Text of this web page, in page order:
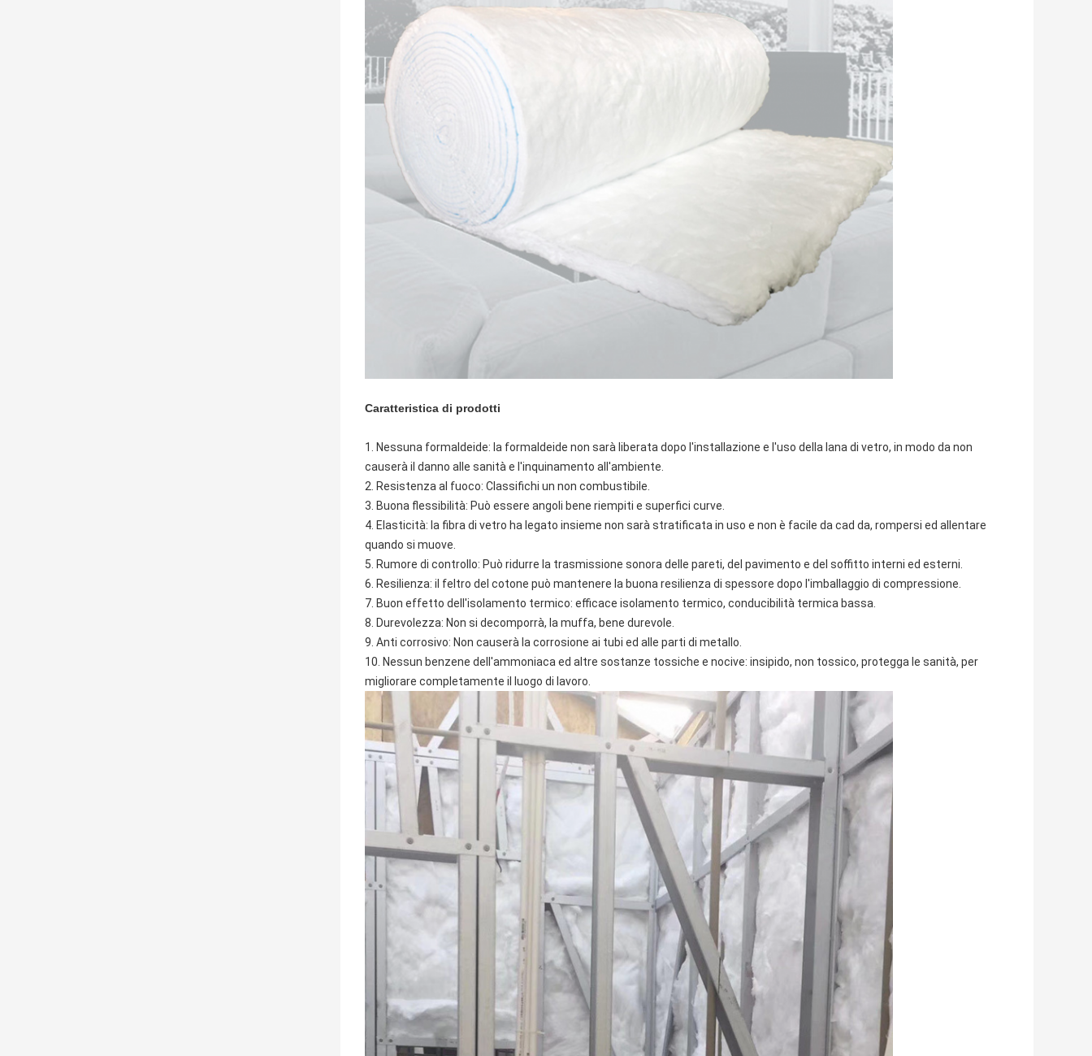
Caratteristica di prodotti
1. Nessuna formaldeide: la formaldeide non sarà liberata dopo l'installazione e l'uso della lana di vetro, in modo da non
causerà il danno alle sanità e l'inquinamento all'ambiente.
2. Resistenza al fuoco: Classifichi un non combustibile.
3. Buona flessibilità: Può essere angoli bene riempiti e superfici curve.
4. Elasticità: la fibra di vetro ha legato insieme non sarà stratificata in uso e non è facile da cad da, rompersi ed allentare
quando si muove.
5. Rumore di controllo: Può ridurre la trasmissione sonora delle pareti, del pavimento e del soffitto interni ed esterni.
6. Resilienza: il feltro del cotone può mantenere la buona resilienza di spessore dopo l'imballaggio di compressione.
7. Buon effetto dell'isolamento termico: efficace isolamento termico, conducibilità termica bassa.
8. Durevolezza: Non si decomporrà, la muffa, bene durevole.
9. Anti corrosivo: Non causerà la corrosione ai tubi ed alle parti di metallo.
10. Nessun benzene dell'ammoniaca ed altre sostanze tossiche e nocive: insipido, non tossico, protegga le sanità, per
migliorare completamente il luogo di lavoro.